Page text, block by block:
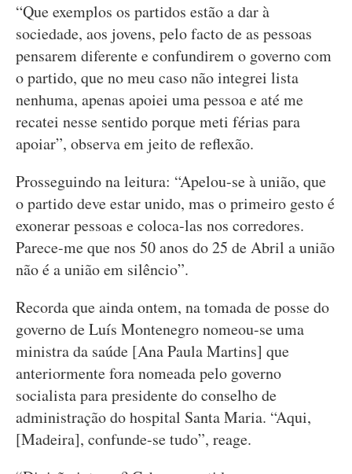
“Que exemplos os partidos estão a dar à
sociedade, aos jovens, pelo facto de as pessoas
pensarem diferente e confundirem o governo com
o partido, que no meu caso não integrei lista
nenhuma, apenas apoiei uma pessoa e até me
recatei nesse sentido porque meti férias para
apoiar”, observa em jeito de reflexão.
Prosseguindo na leitura: “Apelou-se à união, que
o partido deve estar unido, mas o primeiro gesto é
exonerar pessoas e coloca-las nos corredores.
Parece-me que nos 50 anos do 25 de Abril a união
não é a união em silêncio”.
Recorda que ainda ontem, na tomada de posse do
governo de Luís Montenegro nomeou-se uma
ministra da saúde [Ana Paula Martins] que
anteriormente fora nomeada pelo governo
socialista para presidente do conselho de
administração do hospital Santa Maria. “Aqui,
[Madeira], confunde-se tudo”, reage.